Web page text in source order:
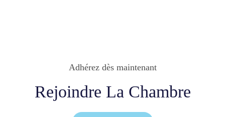
Adhérez dès maintenant
Rejoindre La Chambre